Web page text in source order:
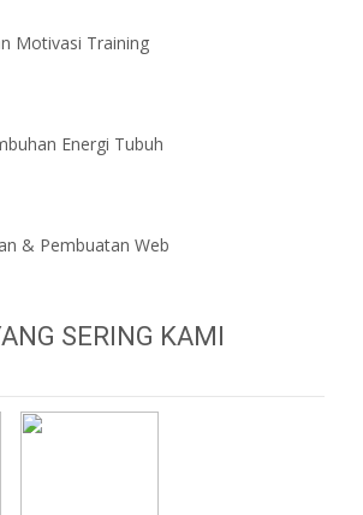
Motivasi Training
Energi Tubuh
& Pembuatan Web
SERING KAMI